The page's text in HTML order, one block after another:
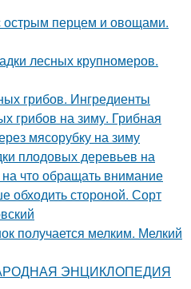
острым перцем и овощами.
лесных крупномеров.
грибов. Ингредиенты
грибов на зиму. Грибная
мясорубку на зиму
плодовых деревьев на
что обращать внимание
обходить стороной. Сорт
получается мелким. Мелкий
ЭНЦИКЛОПЕДИЯ